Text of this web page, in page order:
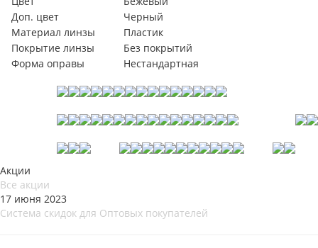
Доп. цвет
Черный
Материал линзы
Пластик
Покрытие линзы
Без покрытий
Форма оправы
Нестандартная
Акции
Все акции
17 июня 2023
Система скидок для Оптовых покупателей